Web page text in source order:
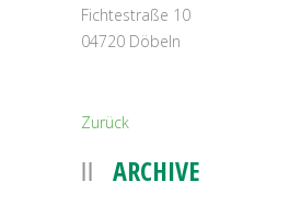
Fichtestraße 10
04720 Döbeln
Zurück
ARCHIVE